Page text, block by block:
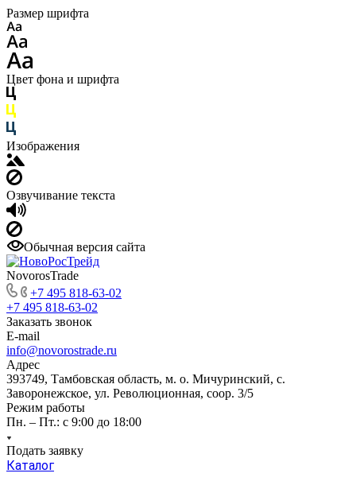
Размер шрифта
Цвет фона и шрифта
Изображения
Озвучивание текста
Обычная версия сайта
NovorosTrade
+7 495 818-63-02
+7 495 818-63-02
Заказать звонок
E-mail
info@novorostrade.ru
Адрес
393749, Тамбовская область, м. о. Мичуринский, с.
Заворонежское, ул. Революционная, соор. 3/5
Режим работы
Пн. – Пт.: с 9:00 до 18:00
Подать заявку
Каталог